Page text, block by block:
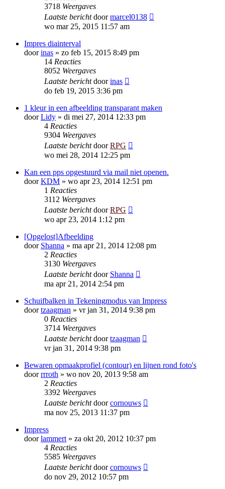
3718 Weergaves
Laatste berichtdoormarcel0138
wo mar 25, 2015 11:57 am
Impres diainterval
doorinas » zo feb 15, 2015 8:49 pm
14 Reacties
8052 Weergaves
Laatste berichtdoorinas
do feb 19, 2015 3:36 pm
1 kleur in een afbeelding transparant maken
doorLidy » di mei 27, 2014 12:33 pm
4 Reacties
9304 Weergaves
Laatste berichtdoorRPG
wo mei 28, 2014 12:25 pm
Kan een pps opgestuurd via mail niet openen.
doorKDM » wo apr 23, 2014 12:51 pm
1 Reacties
3112 Weergaves
Laatste berichtdoorRPG
wo apr 23, 2014 1:12 pm
[Opgelost]Afbeelding
door Shanna » ma apr 21, 2014 12:08 pm
2 Reacties
3130 Weergaves
Laatste berichtdoor Shanna
ma apr 21, 2014 2:54 pm
Schuifbalken in Tekeningmodus van Impress
doortzaagman » vr jan 31, 2014 9:38 pm
0 Reacties
3714 Weergaves
Laatste berichtdoortzaagman
vr jan 31, 2014 9:38 pm
Bewaren opmaakprofiel (contour) en lijnen rond foto's
doorrrroth » wo nov 20, 2013 9:58 am
2 Reacties
3392 Weergaves
Laatste berichtdoorcornouws
ma nov 25, 2013 11:37 pm
Impress
doorlammert » za okt 20, 2012 10:37 pm
4 Reacties
5585 Weergaves
Laatste berichtdoorcornouws
do nov 29, 2012 10:57 pm